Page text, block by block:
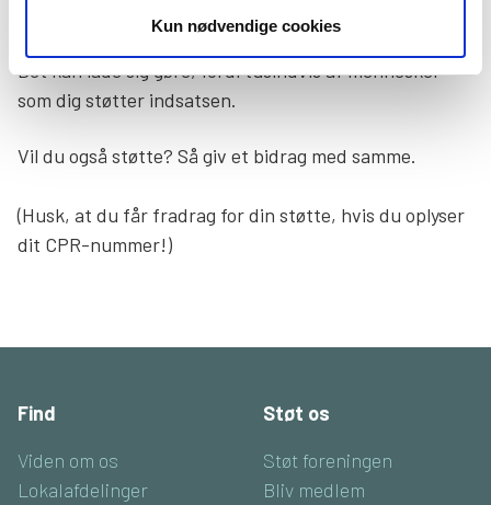
Kun nødvendige cookies
Vores hjælp er gratis – uanset om du støtter eller ej.
Det kan lade sig gøre, fordi tusindvis af mennesker
som dig støtter indsatsen.
Vil du også støtte? Så giv et bidrag med samme.
(Husk, at du får fradrag for din støtte, hvis du oplyser
dit CPR-nummer!)
Find
Viden om os
Lokalafdelinger
Støt os
Støt foreningen
Bliv medlem